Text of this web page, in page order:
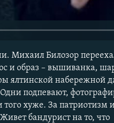
Михаил Билозор
и образ – вышиванка,
ялтинской набережной
подпевают,
того хуже. За патриотизм
бандурист на то, что